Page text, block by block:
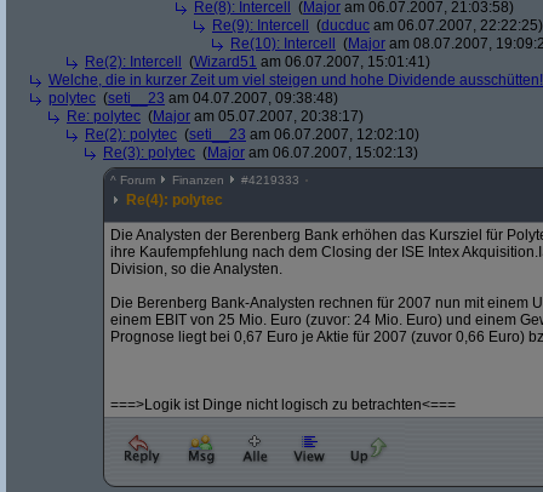
Re(8): Intercell
(Major am 06.07.2007, 21:03:58)
Re(9): Intercell
(ducduc am 06.07.2007, 22:22:25)
Re(10): Intercell
(Major am 08.07.2007,
Re(2): Intercell
(Wizard51 am 06.07.2007, 15:01:41)
Welche, die in kurzer Zeit um viel steigen und hohe Dividende
polytec (seti__23 am 04.07.2007, 09:38:48)
Re: polytec (Major am 05.07.2007, 20:38:17)
Re(2): polytec (seti__23 am 06.07.2007, 12:02:10)
Re(3): polytec (Major am 06.07.2007, 15:02:13)
^ Forum Finanzen #4219333
Re(4): polytec
Die Analysten der Berenberg Bank erhöhen das Kursziel für
ihre Kaufempfehlung nach dem Closing der ISE Intex
Division, so die Analysten.
Die Berenberg Bank-Analysten rechnen für 2007 nun mit einem
einem EBIT von 25 Mio. Euro (zuvor: 24 Mio. Euro) und einem
Prognose liegt bei 0,67 Euro je Aktie für 2007 (zuvor 0,66 Euro)
===>Logik ist Dinge nicht logisch zu betrachten<===